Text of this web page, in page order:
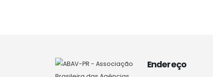
Endereço